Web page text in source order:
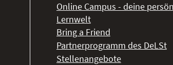
Online Campus - deine
Lernwelt
Bring a Friend
Partnerprogramm des DeLSt
Stellenangebote